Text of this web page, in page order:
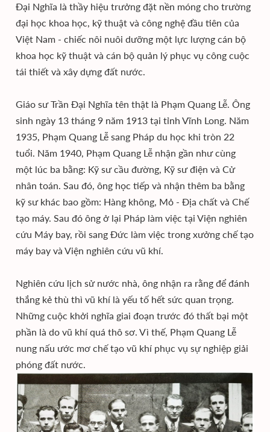
Đại Nghĩa là thầy hiệu trưởng đặt nền móng cho trường
đại học khoa học, kỹ thuật và công nghệ đầu tiên của
Việt Nam - chiếc nôi nuôi dưỡng một lực lượng cán bộ
khoa học kỹ thuật và cán bộ quản lý phục vụ công cuộc
tái thiết và xây dựng đất nước.
Giáo sư Trần Đại Nghĩa tên thật là Phạm Quang Lễ. Ông
sinh ngày 13 tháng 9 năm 1913 tại tỉnh Vĩnh Long. Năm
1935, Phạm Quang Lễ sang Pháp du học khi tròn 22
tuổi. Năm 1940, Phạm Quang Lễ nhận gần như cùng
một lúc ba bằng: Kỹ sư cầu đường, Kỹ sư điện và Cử
nhân toán. Sau đó, ông học tiếp và nhận thêm ba bằng
kỹ sư khác bao gồm: Hàng không, Mỏ - Địa chất và Chế
tạo máy. Sau đó ông ở lại Pháp làm việc tại Viện nghiên
cứu Máy bay, rồi sang Đức làm việc trong xưởng chế tạo
máy bay và Viện nghiên cứu vũ khí.
Nghiên cứu lịch sử nước nhà, ông nhận ra rằng để đánh
thắng kẻ thù thì vũ khí là yếu tố hết sức quan trọng.
Những cuộc khởi nghĩa giai đoạn trước đó thất bại một
phần là do vũ khí quá thô sơ. Vì thế, Phạm Quang Lễ
nung nấu ước mơ chế tạo vũ khí phục vụ sự nghiệp giải
phóng đất nước.